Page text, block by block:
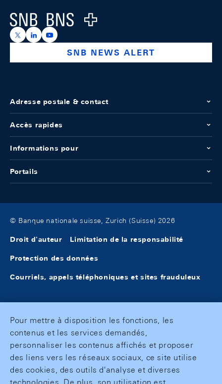
Logo
https://x.com/snb_bns
https://ch.linkedin.com/company/swiss-national-
https://www.youtube.com/@swissnationalbank
SNB NEWS ALERT
Adresse postale & contact
Accès rapides
Informations pour
Portails
© Banque nationale suisse, Zurich (Suisse) 2026
Droit d'auteur Limitation de la responsabilité
Protection des données
Courriels, appels téléphoniques et sites frauduleux
Pour mettre à disposition les fonctions, les
contenus et les services demandés,
personnaliser les contenus affichés et proposer
des liens vers les réseaux sociaux, ce site utilise
des cookies, des outils d'analyse et diverses